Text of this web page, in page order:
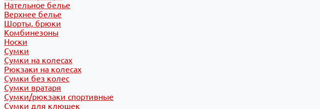
Нательное белье
Верхнее белье
Шорты, брюки
Комбинезоны
Носки
Сумки
Сумки на колесах
Рюкзаки на колесах
Сумки без колес
Сумки вратаря
Сумки/рюкзаки спортивные
Сумки для клюшек